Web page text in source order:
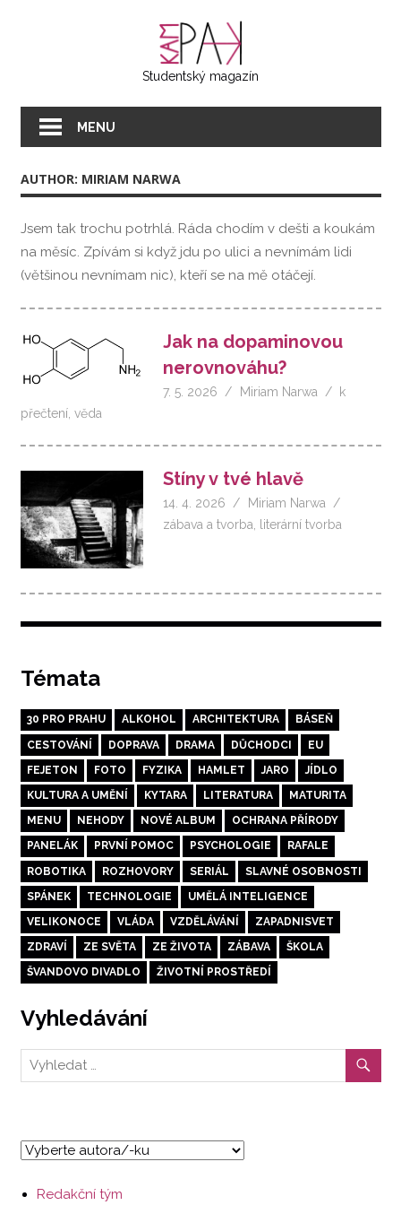
Studentský magazín
MENU
AUTHOR: MIRIAM NARWA
Jsem tak trochu potrhlá. Ráda chodím v dešti a koukám
na měsíc. Zpívám si když jdu po ulici a nevnímám lidi
(většinou nevnímam nic), kteří se na mě otáčejí.
Jak na dopaminovou
nerovnováhu?
7. 5. 2026 Miriam Narwa
k
přečtení, věda
Stíny v tvé hlavě
14. 4. 2026
Miriam Narwa
zábava a tvorba
literární tvorba
Témata
30 PRO PRAHU ALKOHOL ARCHITEKTURA BÁSEŇ
CESTOVÁNÍ DOPRAVA DRAMA DŮCHODCI EU
FEJETON FOTO FYZIKA HAMLET JARO JÍDLO
KULTURA A UMĚNÍ KYTARA LITERATURA MATURITA
MENU NEHODY NOVÉ ALBUM OCHRANA PŘÍRODY
PANELÁK PRVNÍ POMOC PSYCHOLOGIE RAFALE
ROBOTIKA ROZHOVORY SERIÁL SLAVNÉ OSOBNOSTI
SPÁNEK TECHNOLOGIE UMĚLÁ INTELIGENCE
VELIKONOCE VLÁDA VZDĚLÁVÁNÍ ZAPADNISVET
ZDRAVÍ ZE SVĚTA ZE ŽIVOTA ZÁBAVA ŠKOLA
ŠVANDOVO DIVADLO ŽIVOTNÍ PROSTŘEDÍ
Vyhledávání
Redakční tým